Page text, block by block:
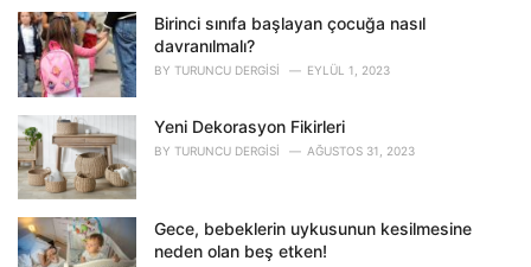
Birinci sınıfa başlayan çocuğa nasıl
davranılmalı?
BY TURUNCU DERGISI EYLÜL 1, 2023
Yeni Dekorasyon Fikirleri
BY TURUNCU DERGISI AĞUSTOS 31, 2023
Gece, bebeklerin uykusunun kesilmesine
neden olan beş etken!